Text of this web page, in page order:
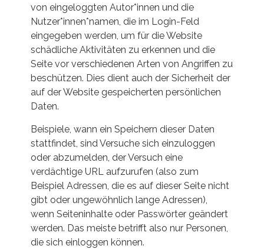
von eingeloggten Autor*innen und die
Nutzer*innen*namen, die im Login-Feld
eingegeben werden, um für die Website
schädliche Aktivitäten zu erkennen und die
Seite vor verschiedenen Arten von Angriffen zu
beschützen. Dies dient auch der Sicherheit der
auf der Website gespeicherten persönlichen
Daten.
Beispiele, wann ein Speichern dieser Daten
stattfindet, sind Versuche sich einzuloggen
oder abzumelden, der Versuch eine
verdächtige URL aufzurufen (also zum
Beispiel Adressen, die es auf dieser Seite nicht
gibt oder ungewöhnlich lange Adressen),
wenn Seiteninhalte oder Passwörter geändert
werden. Das meiste betrifft also nur Personen,
die sich einloggen können.